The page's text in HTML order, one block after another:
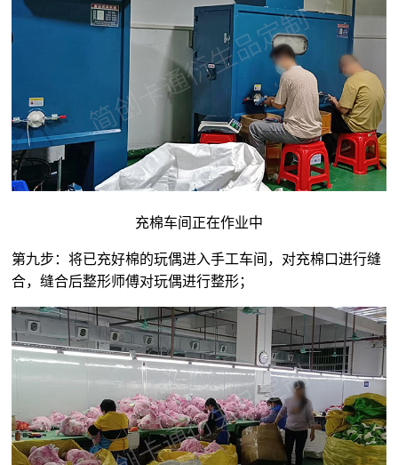
充棉车间正在作业中
第九步：将已充好棉的玩偶进入手工车间，对充棉口进行缝
合，缝合后整形师傅对玩偶进行整形；